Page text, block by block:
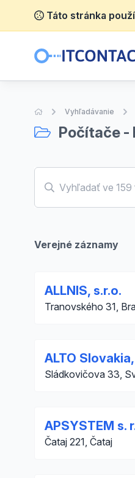
Táto stránka
Úvodná stránka
Vyhľadávanie
Počítače -
Verejné záznamy
ALLNIS, s.r.o.
Tranovského 31,
ALTO
Sládkovičova 33,
APSYSTEM s.
Čataj 221, Čataj